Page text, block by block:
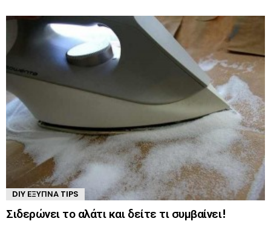
DIY ΈΞΥΠΝΑ TIPS
Σιδερώνει το αλάτι και δείτε τι συμβαίνει!